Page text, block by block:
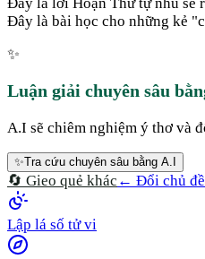
Đây là bài học cho những kẻ
✨
Luận giải chuyên sâu
A.I sẽ chiêm nghiệm ý thơ và
✨Tra cứu chuyên sâu bằng A.I
🔄 Gieo quẻ khác ← Đổi chủ đề
Lập lá số tử vi